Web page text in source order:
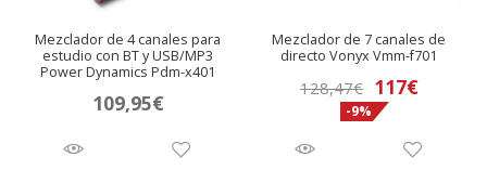
Mezclador de 4 canales para
estudio con BT y USB/MP3
Power Dynamics Pdm-x401
109,95€
Mezclador de 7 canales de
directo Vonyx Vmm-f701
128,47€ El
precio
original
117€El
actual
-9%